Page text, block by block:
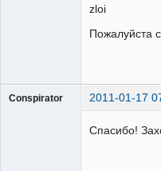
zloi
Пожалуйста
Conspirator 2011-01-17
Спасибо!